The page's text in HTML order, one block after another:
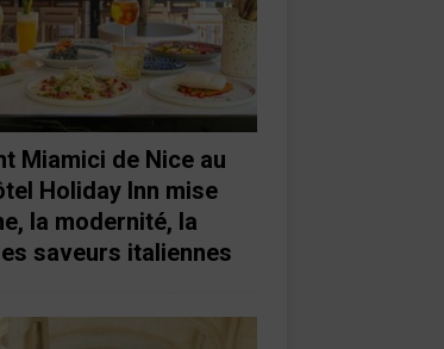
Miamici de Nice au
Holiday Inn mise
la modernité, la
saveurs italiennes